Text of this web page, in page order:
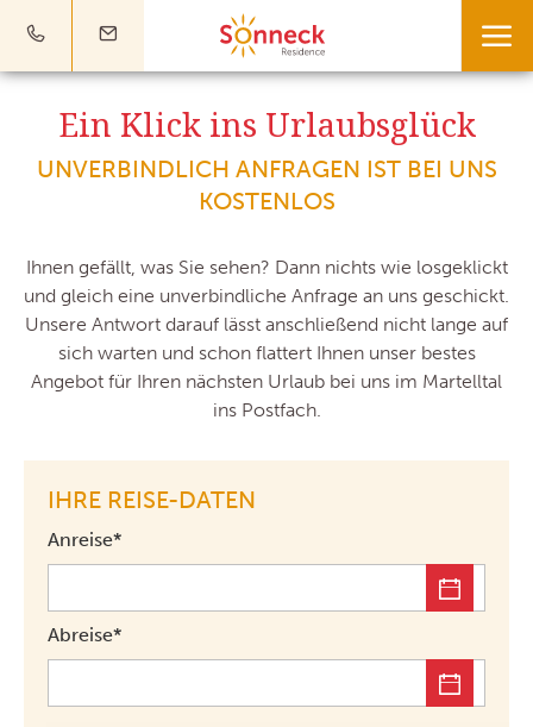
Ein Klick ins Urlaubsglück
UNVERBINDLICH ANFRAGEN IST BEI UNS
KOSTENLOS
Ihnen gefällt, was Sie sehen? Dann nichts wie losgeklickt
und gleich eine unverbindliche Anfrage an uns geschickt.
Unsere Antwort darauf lässt anschließend nicht lange auf
sich warten und schon flattert Ihnen unser bestes
Angebot für Ihren nächsten Urlaub bei uns im Martelltal
ins Postfach.
IHRE REISE-DATEN
Anreise*
Abreise*